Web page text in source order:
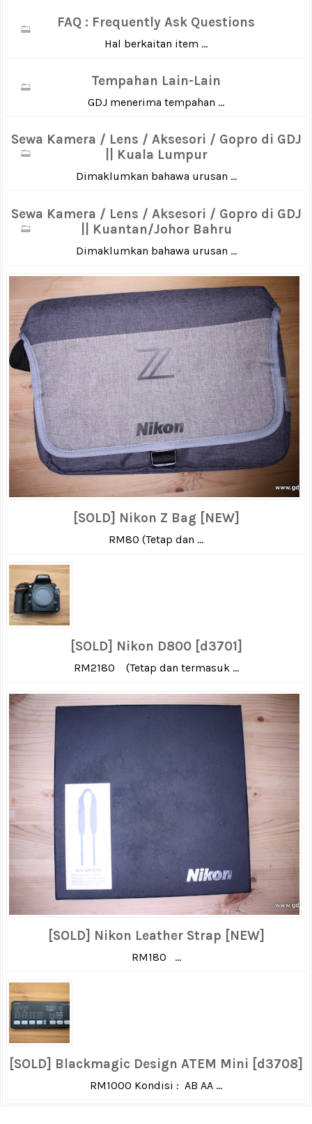
FAQ : Frequently Ask Questions
Hal berkaitan item ...
Tempahan Lain-Lain
GDJ menerima tempahan ...
Sewa Kamera / Lens / Aksesori / Gopro di GDJ
|| Kuala Lumpur
Dimaklumkan bahawa urusan ...
Sewa Kamera / Lens / Aksesori / Gopro di GDJ
|| Kuantan/Johor Bahru
Dimaklumkan bahawa urusan ...
[SOLD] Nikon Z Bag [NEW]
RM80 (Tetap dan ...
[SOLD] Nikon D800 [d3701]
RM2180 (Tetap dan termasuk ...
[SOLD] Nikon Leather Strap [NEW]
RM180 ...
[SOLD] Blackmagic Design ATEM Mini [d3708]
RM1000 Kondisi : AB AA ...